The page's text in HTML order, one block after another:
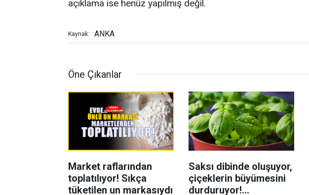
açıklama ise henüz yapılmış değil.
Kaynak: ANKA
Öne Çıkanlar
Market raflarından
toplatılıyor! Sıkça
tüketilen un markasıydı
Saksı dibinde oluşuyor,
çiçeklerin büyümesini
durduruyor!